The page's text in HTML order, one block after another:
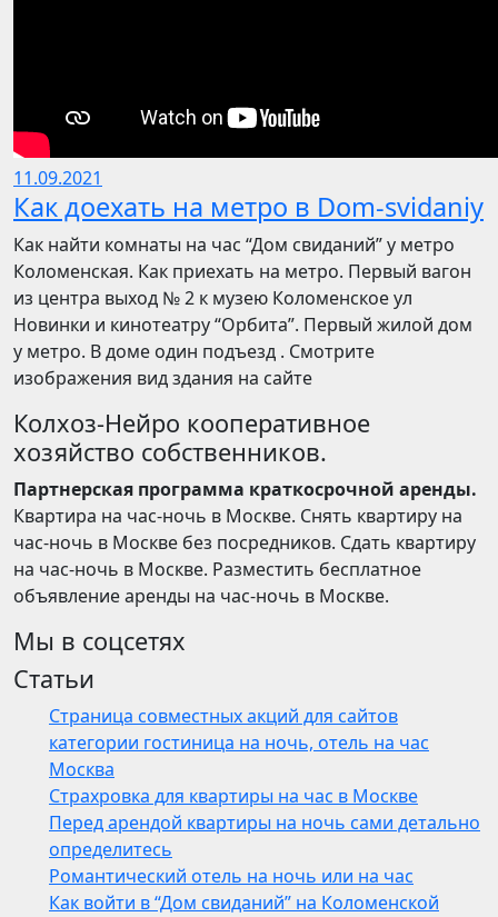
11.09.2021
Как доехать на метро в Dom-svidaniy
Как найти комнаты на час “Дом свиданий” у метро
Коломенская. Как приехать на метро. Первый вагон
из центра выход № 2 к музею Коломенское ул
Новинки и кинотеатру “Орбита”. Первый жилой дом
у метро. В доме один подъезд . Смотрите
изображения вид здания на сайте
Колхоз-Нейро кооперативное
хозяйство собственников.
Партнерская программа краткосрочной аренды.
Квартира на час-ночь в Москве. Снять квартиру на
час-ночь в Москве без посредников. Сдать квартиру
на час-ночь в Москве. Разместить бесплатное
объявление аренды на час-ночь в Москве.
Мы в соцсетях
Статьи
Страница совместных акций для сайтов
категории гостиница на ночь, отель на час
Москва
Страхровка для квартиры на час в Москве
Перед арендой квартиры на ночь сами детально
определитесь
Романтический отель на ночь или на час
Как войти в “Дом свиданий” на Коломенской